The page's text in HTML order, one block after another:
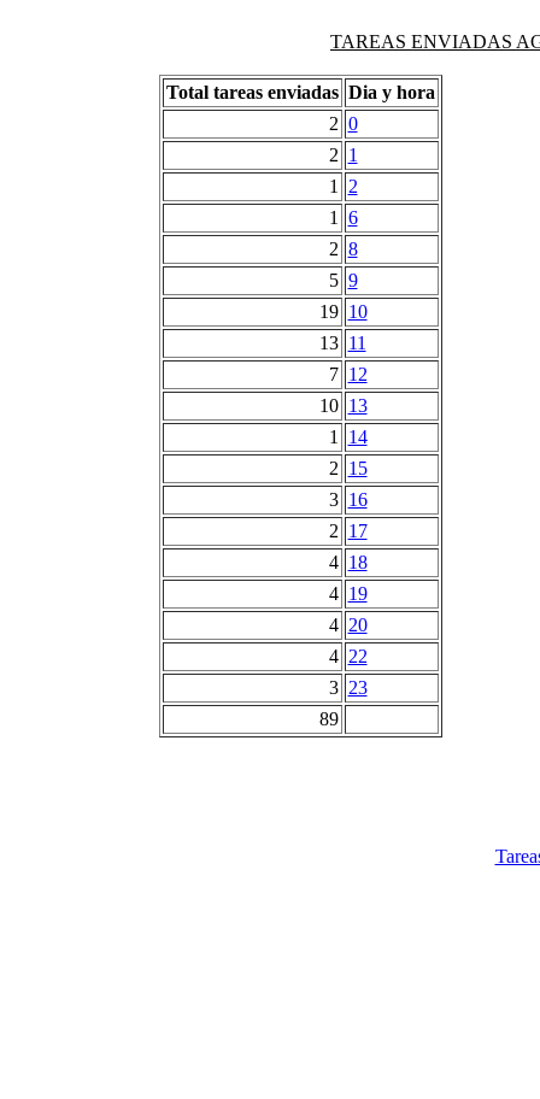
TAREAS ENVIADAS
Total tareas enviadas Dia y hora
2 0
2 1
1
2
1
6
2 8
5 9
19 10
13 11
7 12
10 13
1
14
2 15
3 16
2 17
4 18
4 19
4 20
4 22
3 23
89